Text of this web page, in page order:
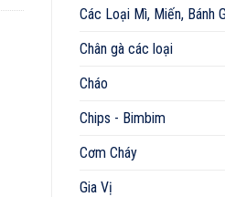
Các Loại Mì, Miến, Bánh
Chân gà các loại
Cháo
Chips - Bimbim
Cơm Cháy
Gia Vị